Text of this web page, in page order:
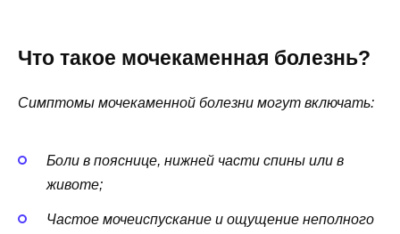
Что такое мочекаменная болезнь?
Симптомы мочекаменной болезни могут включать:
Боли в пояснице, нижней части спины или в
животе;
Частое мочеиспускание и ощущение неполного